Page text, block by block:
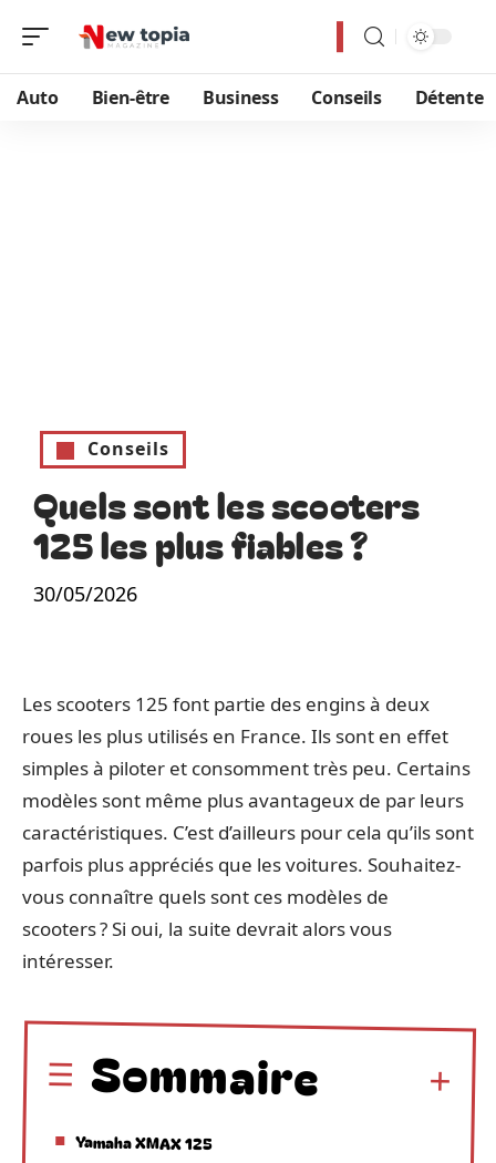
Auto Bien-être Business Conseils Détente
Conseils
Quels sont les scooters
125 les plus fiables ?
30/05/2026
Les scooters 125 font partie des engins à deux
roues les plus utilisés en France. Ils sont en effet
simples à piloter et consomment très peu. Certains
modèles sont même plus avantageux de par leurs
caractéristiques. C’est d’ailleurs pour cela qu’ils sont
parfois plus appréciés que les voitures. Souhaitez-
vous connaître quels sont ces modèles de
scooters ? Si oui, la suite devrait alors vous
intéresser.
Sommaire
Yamaha XMAX 125